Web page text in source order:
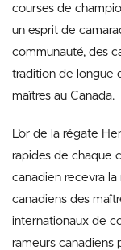
courses de
un esprit de
communauté, des
tradition de longue
maîtres au Canada.
L’or de la régate
rapides de chaque
canadien recevra la
canadiens des
internationaux de
rameurs canadiens